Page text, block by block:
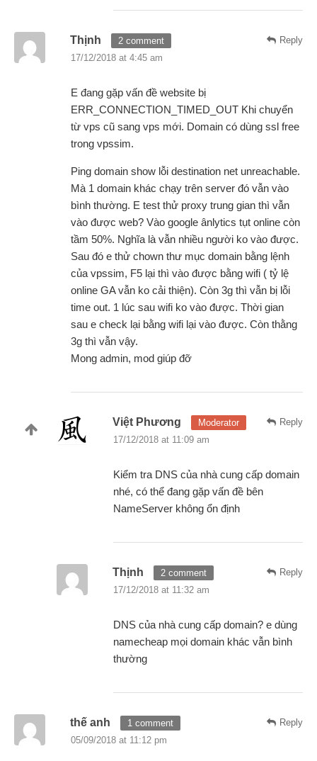
Reply
Thịnh
2 comment
17/12/2018 at 4:45 am
E đang gặp vấn đề website bị
ERR_CONNECTION_TIMED_OUT Khi chuyển
từ vps cũ sang vps mới. Domain có dùng ssl free
trong vpssim.
Ping domain show lỗi destination net unreachable.
Mà 1 domain khác chạy trên server đó vẫn vào
bình thường. E test thử proxy trung gian thì vẫn
vào được web? Vào google ânlytics tụt online còn
tầm 50%. Nghĩa là vẫn nhiều người ko vào được.
Sau đó e thử chown thư mục domain bằng lệnh
của vpssim, F5 lại thì vào được bằng wifi ( tỷ lệ
online GA vẫn ko cải thiện). Còn 3g thì vẫn bị lỗi
time out. 1 lúc sau wifi ko vào được. Thời gian
sau e check lại bằng wifi lại vào được. Còn thằng
3g thì vẫn vậy.
Mong admin, mod giúp đỡ
Reply
Việt Phương
Moderator
17/12/2018 at 11:09 am
Kiểm tra DNS của nhà cung cấp domain
nhé, có thể đang gặp vấn đề bên
NameServer không ổn định
Reply
Thịnh
2 comment
17/12/2018 at 11:32 am
DNS của nhà cung cấp domain? e dùng
namecheap mọi domain khác vẫn bình
thường
Reply
thế anh
1 comment
05/09/2018 at 11:12 pm